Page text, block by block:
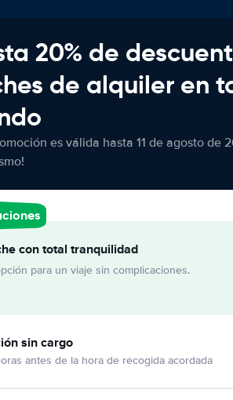
20% de
de alquiler en
es válida hasta 11 de agosto de
con total tranquilidad
para un viaje sin complicaciones.
sin cargo
antes de la hora de recogida acordada